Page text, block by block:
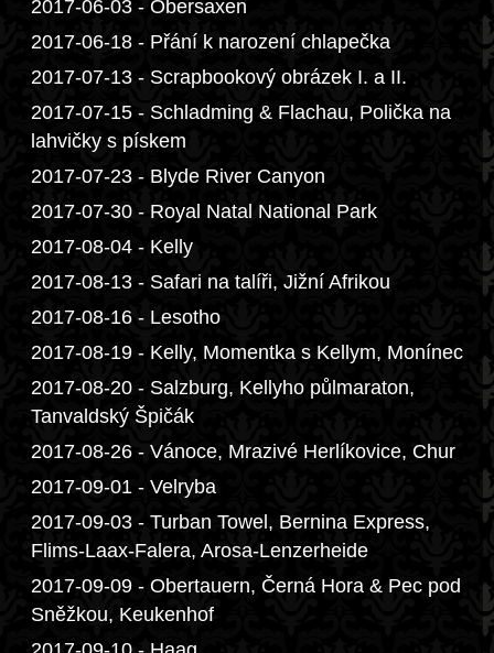
2017-06-03 - Obersaxen
2017-06-18 - Přání k narození chlapečka
2017-07-13 - Scrapbookový obrázek I. a II.
2017-07-15 - Schladming & Flachau, Polička na
lahvičky s pískem
2017-07-23 - Blyde River Canyon
2017-07-30 - Royal Natal National Park
2017-08-04 - Kelly
2017-08-13 - Safari na talíři, Jižní Afrikou
2017-08-16 - Lesotho
2017-08-19 - Kelly, Momentka s Kellym, Monínec
2017-08-20 - Salzburg, Kellyho půlmaraton,
Tanvaldský Špičák
2017-08-26 - Vánoce, Mrazivé Herlíkovice, Chur
2017-09-01 - Velryba
2017-09-03 - Turban Towel, Bernina Express,
Flims-Laax-Falera, Arosa-Lenzerheide
2017-09-09 - Obertauern, Černá Hora & Pec pod
Sněžkou, Keukenhof